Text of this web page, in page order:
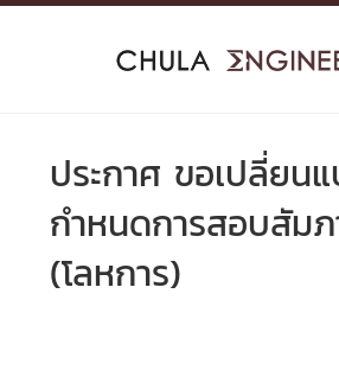
Skip
ประกาศ ขอเปลี่ยน
กำหนดการสอบสัม
(โลหการ)